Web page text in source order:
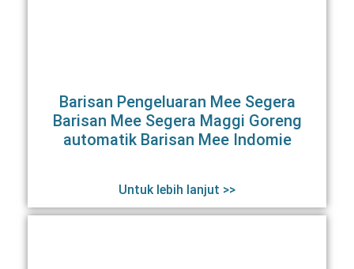
Barisan Pengeluaran Mee Segera
Barisan Mee Segera Maggi Goreng
automatik Barisan Mee Indomie
Untuk lebih lanjut >>